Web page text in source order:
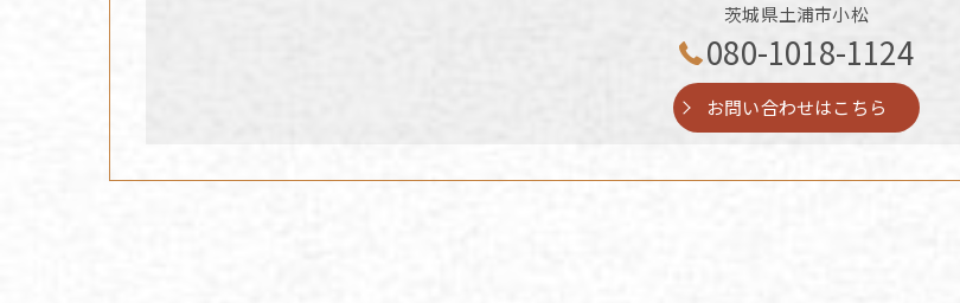
茨城県土浦市小松
080-1018-1124
お問い合わせはこちら